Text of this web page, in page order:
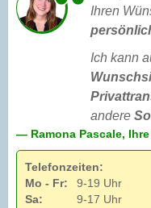
Ihren
Ich kann
andere
— Ramona Pascale,
Telefonzeiten:
Mo - Fr:
9-19 Uhr
Sa:
9-17 Uhr